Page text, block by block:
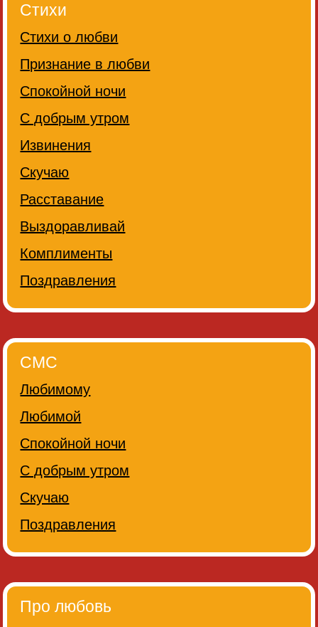
Стихи
Стихи о любви
Признание в любви
Спокойной ночи
С добрым утром
Извинения
Скучаю
Расставание
Выздоравливай
Комплименты
Поздравления
СМС
Любимому
Любимой
Спокойной ночи
С добрым утром
Скучаю
Поздравления
Про любовь